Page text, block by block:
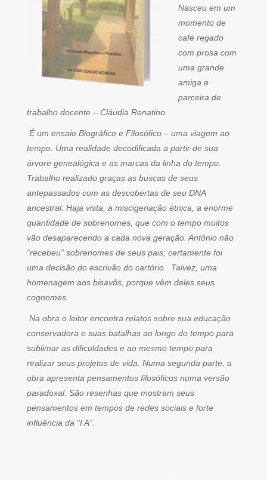
Nasceu em um
momento de
café regado
com prosa com
uma grande
amiga e
parceira de
trabalho docente – Cláudia Renatino.
É um ensaio Biográfico e Filosófico – uma viagem ao
tempo. Uma realidade decodificada a partir de sua
árvore genealógica e as marcas da linha do tempo.
Trabalho realizado graças as buscas de seus
antepassados com as descobertas de seu DNA
ancestral. Haja vista, a miscigenação étnica, a enorme
quantidade de sobrenomes, que com o tempo muitos
vão desaparecendo a cada nova geração. Antônio não
“recebeu” sobrenomes de seus pais, certamente foi
uma decisão do escrivão do cartório. Talvez, uma
homenagem aos bisavôs, porque vêm deles seus
cognomes.
Na obra o leitor encontra relatos sobre sua educação
conservadora e suas batalhas ao longo do tempo para
sublimar as dificuldades e ao mesmo tempo para
realizar seus projetos de vida. Numa segunda parte, a
obra apresenta pensamentos filosóficos numa versão
paradoxal. São resenhas que mostram seus
pensamentos em tempos de redes sociais e forte
influência da “I A”.